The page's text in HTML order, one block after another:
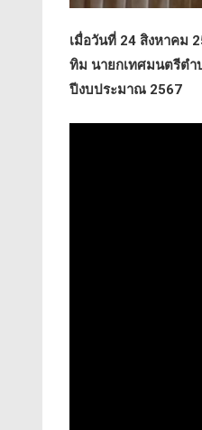
เมื่อวันที่ 24 สิงหาคม
ทิม นายกเทศมนตรีตำ
ปีงบประมาณ 2567